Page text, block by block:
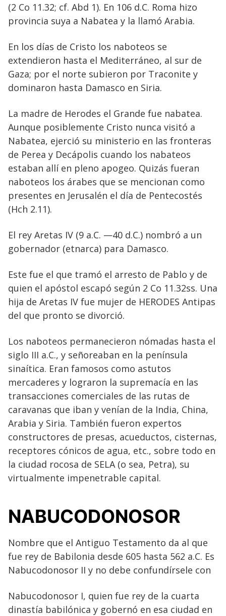
(2 Co 11.32; cf. Abd 1). En 106 d.C. Roma hizo
provincia suya a Nabatea y la llamó Arabia.
En los días de Cristo los naboteos se
extendieron hasta el Mediterráneo, al sur de
Gaza; por el norte subieron por Traconite y
dominaron hasta Damasco en Siria.
La madre de Herodes el Grande fue nabatea.
Aunque posiblemente Cristo nunca visitó a
Nabatea, ejerció su ministerio en las fronteras
de Perea y Decápolis cuando los nabateos
estaban allí en pleno apogeo. Quizás fueran
naboteos los árabes que se mencionan como
presentes en Jerusalén el día de Pentecostés
(Hch 2.11).
El rey Aretas IV (9 a.C. —40 d.C.) nombró a un
gobernador (etnarca) para Damasco.
Este fue el que tramó el arresto de Pablo y de
quien el apóstol escapó según 2 Co 11.32ss. Una
hija de Aretas IV fue mujer de HERODES Antipas
del que pronto se divorció.
Los naboteos permanecieron nómadas hasta el
siglo III a.C., y señoreaban en la península
sinaítica. Eran famosos como astutos
mercaderes y lograron la supremacía en las
transacciones comerciales de las rutas de
caravanas que iban y venían de la India, China,
Arabia y Siria. También fueron expertos
constructores de presas, acueductos, cisternas,
receptores cónicos de agua, etc., sobre todo en
la ciudad rocosa de SELA (o sea, Petra), su
virtualmente impenetrable capital.
NABUCODONOSOR
Nombre que el Antiguo Testamento da al que
fue rey de Babilonia desde 605 hasta 562 a.C. Es
Nabucodonosor II y no debe confundírsele con
Nabucodonosor I, quien fue rey de la cuarta
dinastía babilónica y gobernó en esa ciudad en